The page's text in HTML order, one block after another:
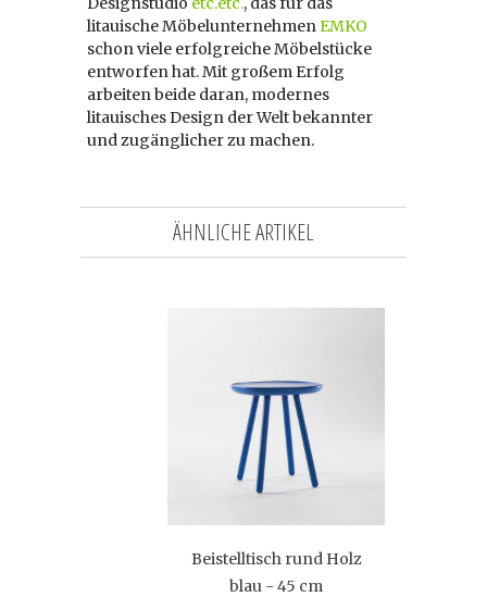
litauische MöbelunternehmenEMKO
schon viele erfolgreiche Möbelstücke
entworfen hat. Mit großem Erfolg
arbeiten beide daran, modernes
litauisches Design der Welt bekannter
und zugänglicher zu machen.
ÄHNLICHE ARTIKEL
Beistelltisch rund Holz
blau - 45 cm